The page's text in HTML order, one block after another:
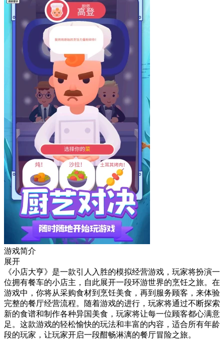
游戏简介
展开
《小店大亨》是一款引人入胜的模拟经营游戏，玩家将扮演一
位拥有餐车的小店主，自此展开一段环游世界的烹饪之旅。在
游戏中，你将从采购食材到烹饪美食，再到服务顾客，来体验
完整的餐厅经营流程。随着游戏的进行，玩家将通过不断探索
新的食谱和制作各种异国美食，玩家将让每一位顾客都心满意
足。这款游戏的轻松愉快的玩法和丰富的内容，适合所有年龄
段的玩家，让玩家开启一段酣畅淋漓的餐厅冒险之旅。